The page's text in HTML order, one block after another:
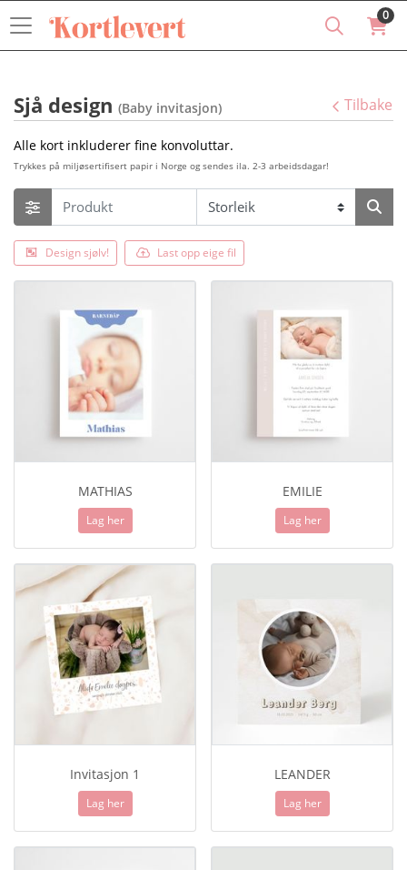
0
Sjå design (Baby invitasjon) Tilbake
Alle kort inkluderer fine konvoluttar.
Trykkes på miljøsertifisert papir i Norge og sendes ila. 2-3 arbeidsdagar!
Design sjølv! Last opp eige fil
MATHIAS
Lag her
EMILIE
Lag her
Invitasjon 1
Lag her
LEANDER
Lag her